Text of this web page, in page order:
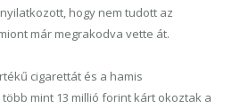
hogy nem tudott az
már megrakodva vette át.
cigarettát és a hamis
mint 13 millió forint kárt okoztak a